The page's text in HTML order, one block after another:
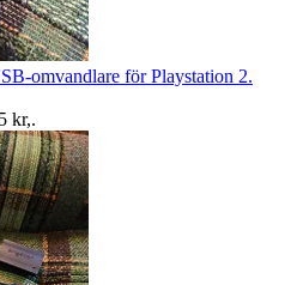
omvandlare för Playstation 2.
kr,.